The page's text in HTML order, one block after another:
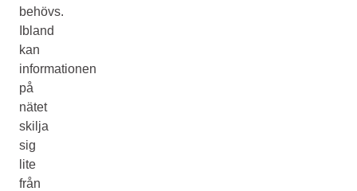
behövs.
Ibland
kan
informationen
på
nätet
skilja
sig
lite
från